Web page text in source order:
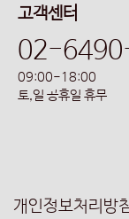
고객센터
02-
09:00-18:00
토,일 공휴일 휴무
개인정보처리방